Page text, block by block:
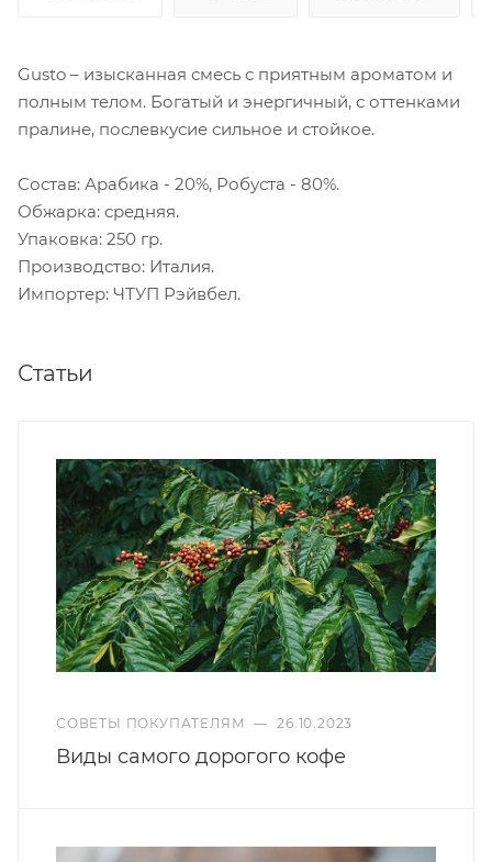
Gusto – изысканная смесь с приятным ароматом и
полным телом. Богатый и энергичный, с оттенками
пралине, послевкусие сильное и стойкое.
Состав: Арабика - 20%, Робуста - 80%.
Обжарка: средняя.
Упаковка: 250 гр.
Производство: Италия.
Импортер: ЧТУП Рэйвбел.
Статьи
СОВЕТЫ ПОКУПАТЕЛЯМ — 26.10.2023
Виды самого дорогого кофе